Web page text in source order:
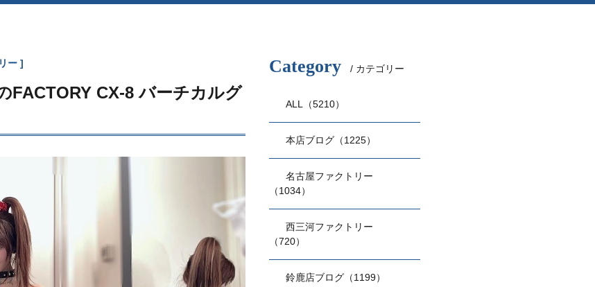
ー
FACTORY CX-8 バーチカルグ
Category / カテゴリー
ALL（5210）
本店ブログ（1225）
名古屋ファクトリー
（1034）
西三河ファクトリー
（720）
鈴鹿店ブログ（1199）